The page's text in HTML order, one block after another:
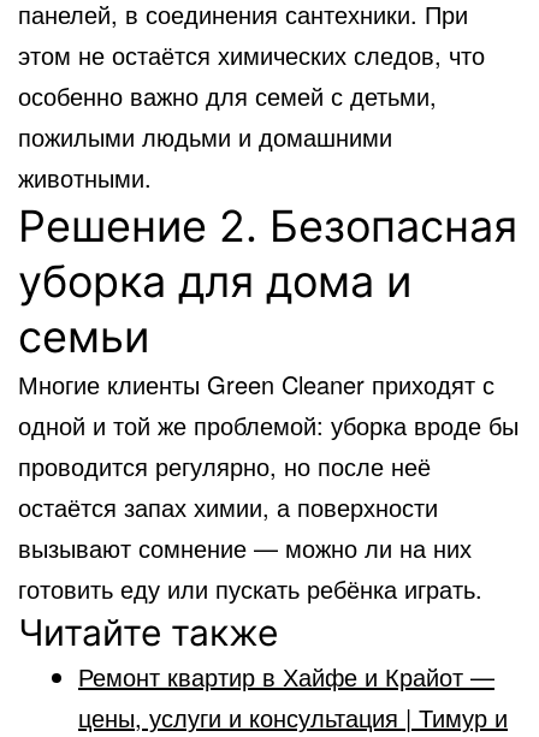
панелей, в соединения сантехники. При
этом не остаётся химических следов, что
особенно важно для семей с детьми,
пожилыми людьми и домашними
животными.
Решение 2. Безопасная
уборка для дома и
семьи
Многие клиенты Green Cleaner приходят с
одной и той же проблемой: уборка вроде бы
проводится регулярно, но после неё
остаётся запах химии, а поверхности
вызывают сомнение — можно ли на них
готовить еду или пускать ребёнка играть.
Читайте также
Ремонт квартир в Хайфе и Крайот —
цены, услуги и консультация | Тимур и